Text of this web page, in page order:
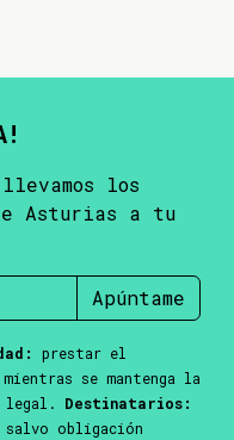
los
Asturias a tu
Apúntame
prestar el
mientras se mantenga la
legal. Destinatarios:
salvo obligación